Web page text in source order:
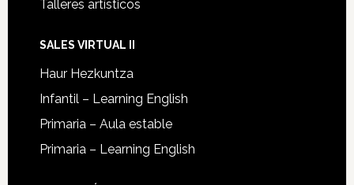
Talleres artísticos
SALES VIRTUAL II
Haur Hezkuntza
Infantil – Learning English
Primaria – Aula estable
Primaria – Learning English